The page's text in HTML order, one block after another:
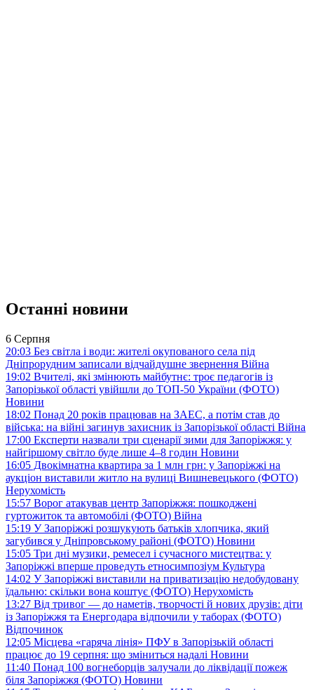
Останні новини
6 Серпня
20:03 Без світла і води: жителі окупованого села під
Дніпрорудним записали відчайдушне звернення Війна
19:02 Вчителі, які змінюють майбутнє: троє педагогів із
Запорізької області увійшли до ТОП-50 України (ФОТО)
Новини
18:02 Понад 20 років працював на ЗАЕС, а потім став до
війська: на війні загинув захисник із Запорізької області Війна
17:00 Експерти назвали три сценарії зими для Запоріжжя: у
найгіршому світло буде лише 4–8 годин Новини
16:05 Двокімнатна квартира за 1 млн грн: у Запоріжжі на
аукціон виставили житло на вулиці Вишневецького (ФОТО)
Нерухомість
15:57 Ворог атакував центр Запоріжжя: пошкоджені
гуртожиток та автомобілі (ФОТО) Війна
15:19 У Запоріжжі розшукують батьків хлопчика, який
загубився у Дніпровському районі (ФОТО) Новини
15:05 Три дні музики, ремесел і сучасного мистецтва: у
Запоріжжі вперше проведуть етносимпозіум Культура
14:02 У Запоріжжі виставили на приватизацію недобудовану
їдальню: скільки вона коштує (ФОТО) Нерухомість
13:27 Від тривог — до наметів, творчості й нових друзів: діти
із Запоріжжя та Енергодара відпочили у таборах (ФОТО)
Відпочинок
12:05 Місцева «гаряча лінія» ПФУ в Запорізькій області
працює до 19 серпня: що зміниться надалі Новини
11:40 Понад 100 вогнеборців залучали до ліквідації пожеж
біля Запоріжжя (ФОТО) Новини